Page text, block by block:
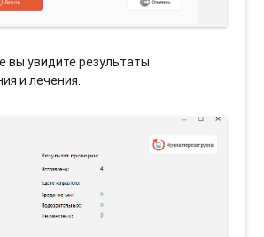
вы увидите результаты
и лечения.